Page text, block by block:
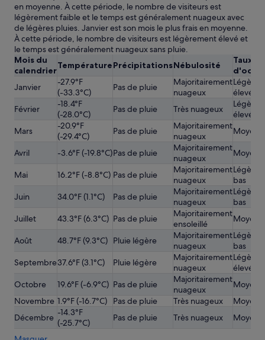
en moyenne. À cette période, le nombre de visiteurs est
légèrement faible et le temps est généralement nuageux avec
de légères pluies. Janvier est son mois le plus frais en moyenne.
À cette période, le nombre de visiteurs est légèrement élevé et
le temps est généralement nuageux sans pluie.
Mois du
calendrierTempératurePrécipitationsNébulosité
Taux
Janvier
-27.9°F
(-33.3°C)
Pas de pluie
Majoritairement
nuageux
élevé
Février
-18.4°F
(-28.0°C)
Pas de pluie Très nuageux
élevé
Mars
-20.9°F
(-29.4°C)
Pas de pluie
Majoritairement
nuageux
Moyen
Avril -3.6°F (-19.8°C)Pas de pluie
Majoritairement
nuageux
Moyen
Mai 16.2°F (-8.8°C) Pas de pluie
Majoritairement
nuageux
bas
Juin
34.0°F (1.1°C) Pas de pluie
Majoritairement
nuageux
bas
Juillet
43.3°F (6.3°C) Pas de pluie
Majoritairement
ensoleillé
Moyen
Août 48.7°F (9.3°C) Pluie légère
Majoritairement
nuageux
bas
Septembre37.6°F (3.1°C) Pluie légère
Majoritairement
nuageux
élevé
Octobre
19.6°F (-6.9°C) Pas de pluie
Majoritairement
nuageux
Moyen
Novembre 1.9°F (-16.7°C) Pas de pluie Très nuageux
Moyen
Décembre -14.3°F
(-25.7°C)
Pas de pluie Très nuageux
Moyen